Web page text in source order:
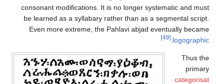
consonant modifications. It is no longer systematic and must
be learned as a syllabary rather than as a segmental script.
Even more extreme, the Pahlavi abjad eventually became
logographic
[49]
Thus the
primary
categorisat